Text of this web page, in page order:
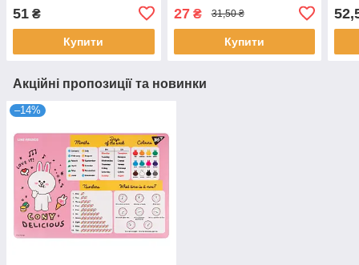
51 ₴
Купити
27₴ 31,50 ₴
Купити
Акційні пропозиції та новинки
–14%